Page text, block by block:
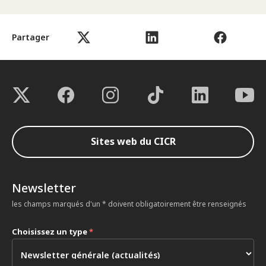
Partager
Sites web du CICR
Newsletter
les champs marqués d'un * doivent obligatoirement être renseignés
Choisissez un type*